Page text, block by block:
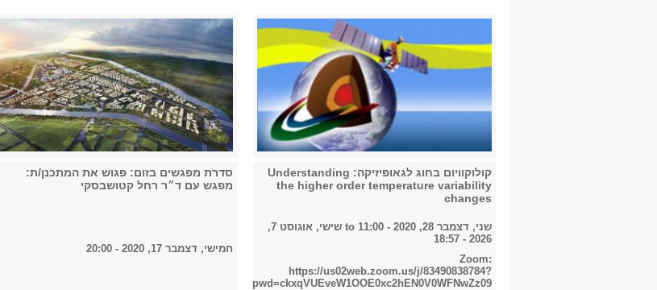
קולוקוויום בחוג לגאופיזיקה: Understanding
the higher order temperature variability
changes
שני, דצמבר 28, 2020 - 11:00
שישי, אוגוסט 7,
2026 - 18:57
Zoom:
https://us02web.zoom.us/j/83490838784?
pwd=ckxqVUEveW1OOE0xc2hEN0V0WFNwZz09
סדרת מפגשים בזום: פגוש את המתכנן/ת:
מפגש עם ד״ר רחל קטושבסקי
חמישי, דצמבר 17, 2020 - 20:00